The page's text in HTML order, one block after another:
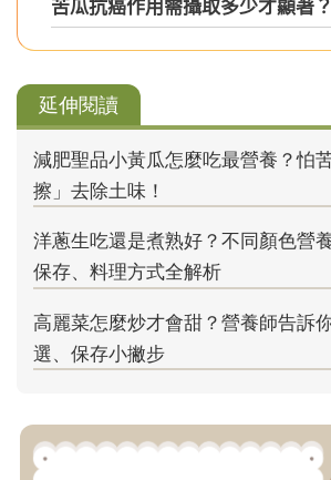
苦瓜抗癌作用需攝取多少才顯著？